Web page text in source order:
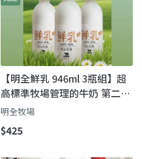
【明全鮮乳 946ml 3瓶組】超
高標準牧場管理的牛奶 第二代
瞞著父親也要完成的使命鮮奶
明全牧場
$425